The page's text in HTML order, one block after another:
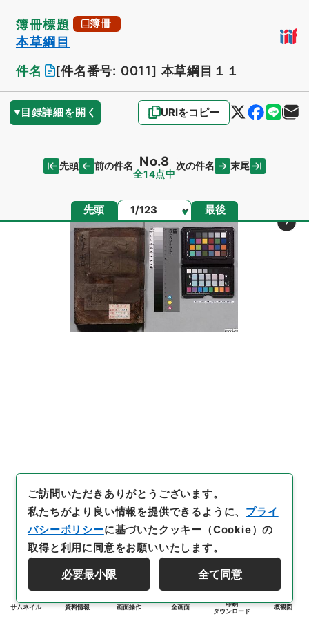
簿冊標題 簿冊
本草綱目
件名
[件名番号: 0011] 本草綱目１１
目録詳細を開く URIをコピー
先頭 前の件名 No.8
全14点中
次の件名 末尾
先頭 ページ 最後
サムネイル 資料情報 画面操作 全画面
印刷
ダウンロード
概観図
ご訪問いただきありがとうございます。
私たちがより良い情報を提供できるように、 プライ
バシーポリシーに基づいたクッキー（Cookie）の
取得と利用に同意をお願いいたします。
必要最小限 全て同意